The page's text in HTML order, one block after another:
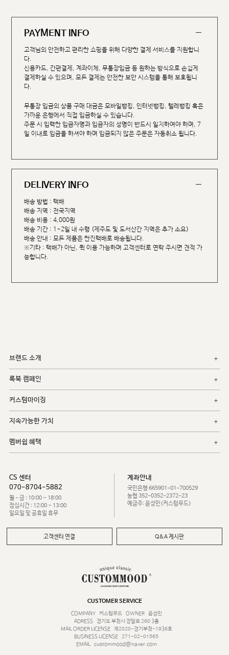
PAYMENT INFO
고객님의 안전하고 편리한 쇼핑을 위해 다양한 결제 서비스를 지원합니
다.
신용카드, 간편결제, 계좌이체, 무통장입금 등 원하는 방식으로 손쉽게
결제하실 수 있으며, 모든 결제는 안전한 보안 시스템을 통해 보호됩니
다.
무통장 입금의 상품 구매 대금은 모바일뱅킹, 인터넷뱅킹, 텔레뱅킹 혹은
가까운 은행에서 직접 입금하실 수 있습니다.
주문 시 입력한 입금자명과 입금자의 성명이 반드시 일치하여야 하며, 7
일 이내로 입금을 하셔야 하며 입금되지 않은 주문은 자동취소 됩니다.
DELIVERY INFO
배송 방법 : 택배
배송 지역 : 전국지역
배송 비용 : 4,000원
배송 기간 : 1~2일 내 수령 (제주도 및 도서산간 지역은 추가 소요)
배송 안내 : 모든 제품은 한진택배로 배송됩니다.
※기타 : 택배가 아닌, 퀵 이용 가능하며 고객센터로 연락 주시면 견적 가
능합니다.
브랜드 소개
룩북 캠페인
커스텀마이징
지속가능한 가치
멤버쉽 혜택
CS 센터
070-8704-5882
월 - 금 : 10:00 ~ 18:00
점심시간 : 12:00 ~ 13:00
일요일 및 공휴일 휴무
계좌안내
국민은행 665901-01-700529
농협 352-0352-2372-23
예금주: 윤성민(커스텀무드)
고객센터 연결 Q&A 게시판
CUSTOMER SERVICE
COMPANY
커스텀무드 OWNER
윤성민
ADRESS
경기도 부천시 장말로 260 3층
MAIL ORDER LICENSE
제2020-경기부천-1936호
BUSINESS LICENSE 271-02-01565
EMAIL
custommood@naver.com